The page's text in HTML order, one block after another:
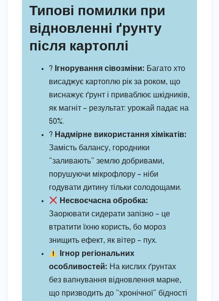
Типові помилки при
відновленні ґрунту
після картоплі
? Ігнорування сівозміни: Багато хто
висаджує картоплю рік за роком, що
виснажує ґрунт і приваблює шкідників,
як магніт – результат: урожай падає на
50%.
? Надмірне використання хімікатів:
Замість балансу, городники
“заливають” землю добривами,
порушуючи мікрофлору – ніби
годувати дитину тільки солодощами.
Несвоєчасна обробка:
Заорювати сидерати запізно – це
втратити їхню користь, бо мороз
знищить ефект, як вітер – пух.
Ігнор регіональних
особливостей: На кислих ґрунтах
без вапнування відновлення марне,
що призводить до “хронічної” бідності